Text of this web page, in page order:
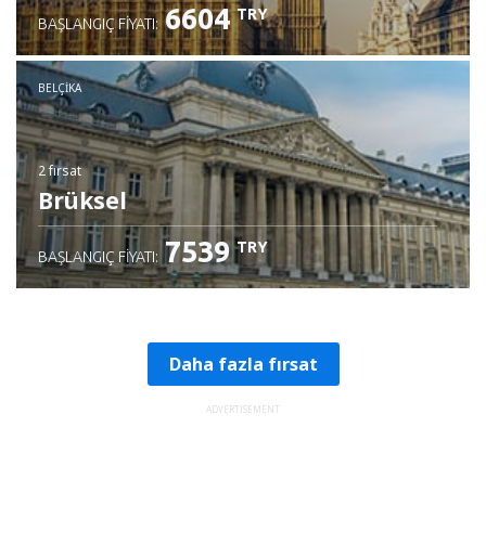
BAŞLANGIÇ FIYATI: 6604 TRY
BELÇIKA
2 fırsat
Brüksel
BAŞLANGIÇ FIYATI: 7539 TRY
Daha fazla fırsat
ADVERTISEMENT